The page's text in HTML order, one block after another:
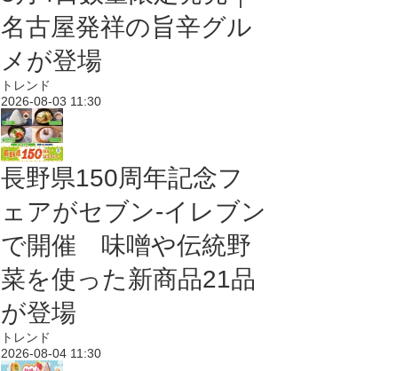
名古屋発祥の旨辛グル
メが登場
トレンド
2026-08-03 11:30
長野県150周年記念フ
ェアがセブン-イレブン
で開催 味噌や伝統野
菜を使った新商品21品
が登場
トレンド
2026-08-04 11:30